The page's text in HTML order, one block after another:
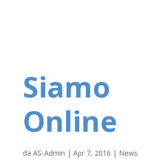
Siamo
Online
da AS-Admin | Apr 7, 2016 | News